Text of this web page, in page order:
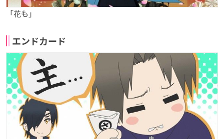
「花も」
エンドカード